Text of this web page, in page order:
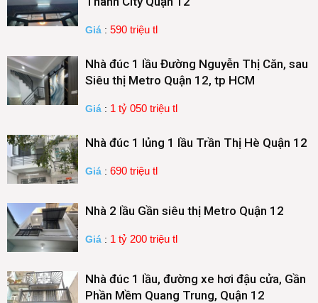
Giá : 590 triệu tl
Nhà đúc 1 lầu Đường Nguyễn Thị Căn, sau
Siêu thị Metro Quận 12, tp HCM
Giá : 1 tỷ 050 triệu tl
Nhà đúc 1 lủng 1 lầu Trần Thị Hè Quận 12
Giá : 690 triệu tl
Nhà 2 lầu Gần siêu thị Metro Quận 12
Giá : 1 tỷ 200 triệu tl
Nhà đúc 1 lầu, đường xe hơi đậu cửa, Gần
Phần Mềm Quang Trung, Quận 12